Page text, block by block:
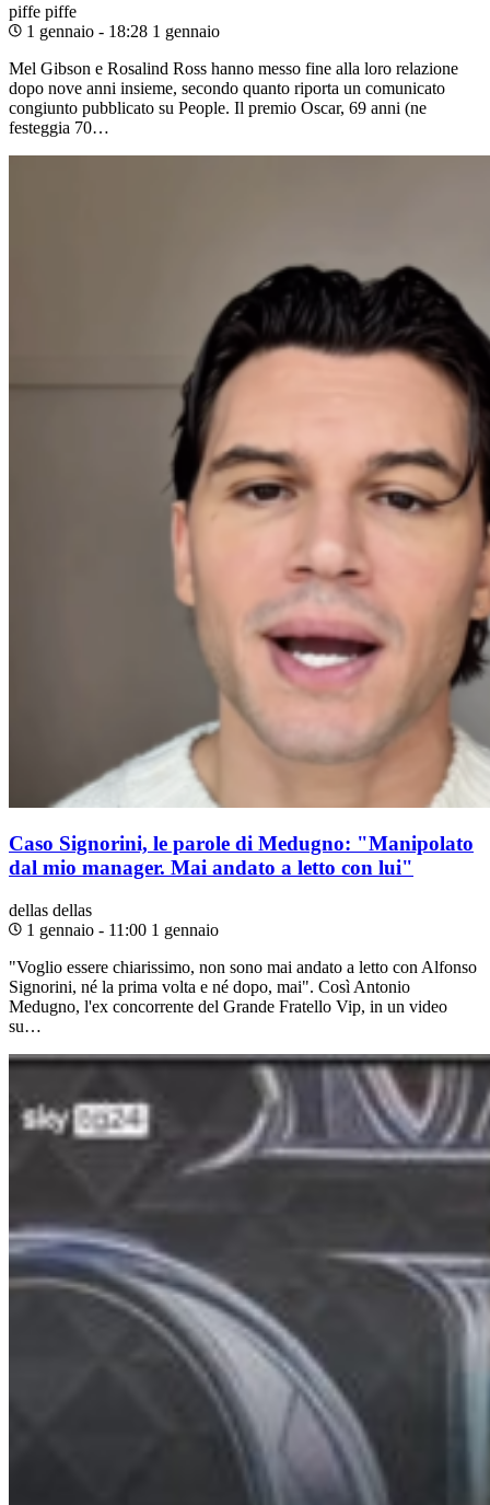
piffe piffe
1 gennaio - 18:28 1 gennaio
Mel Gibson e Rosalind Ross hanno messo fine alla loro relazione
dopo nove anni insieme, secondo quanto riporta un comunicato
congiunto pubblicato su People. Il premio Oscar, 69 anni (ne
festeggia 70…
Caso Signorini, le parole di Medugno: "Manipolato
dal mio manager. Mai andato a letto con lui"
dellas dellas
1 gennaio - 11:00 1 gennaio
"Voglio essere chiarissimo, non sono mai andato a letto con Alfonso
Signorini, né la prima volta e né dopo, mai". Così Antonio
Medugno, l'ex concorrente del Grande Fratello Vip, in un video
su…